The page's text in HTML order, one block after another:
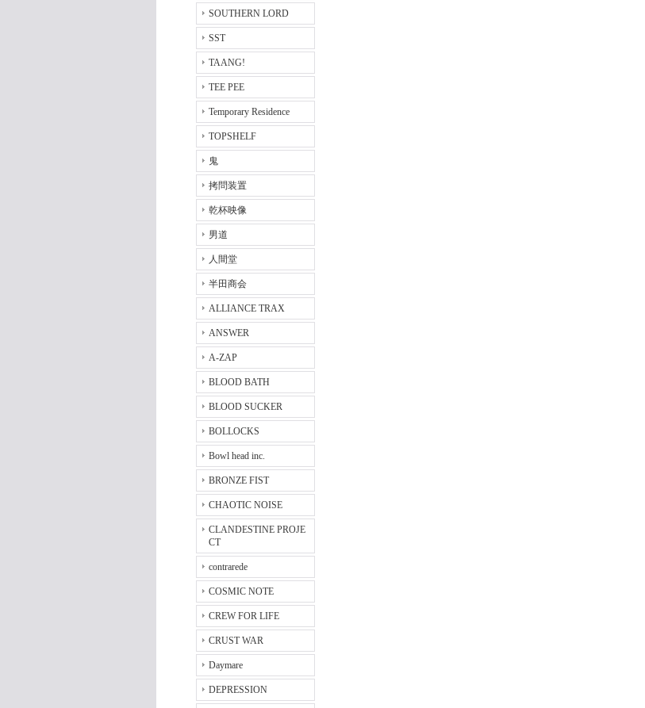
SOUTHERN LORD
SST
TAANG!
TEE PEE
Temporary Residence
TOPSHELF
鬼
拷問装置
乾杯映像
男道
人間堂
半田商会
ALLIANCE TRAX
ANSWER
A-ZAP
BLOOD BATH
BLOOD SUCKER
BOLLOCKS
Bowl head inc.
BRONZE FIST
CHAOTIC NOISE
CLANDESTINE PROJE
CT
contrarede
COSMIC NOTE
CREW FOR LIFE
CRUST WAR
Daymare
DEPRESSION